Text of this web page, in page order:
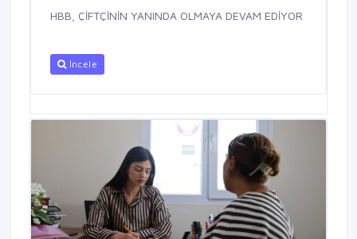
HBB, ÇİFTÇİNİN YANINDA OLMAYA DEVAM EDİYOR
İncele